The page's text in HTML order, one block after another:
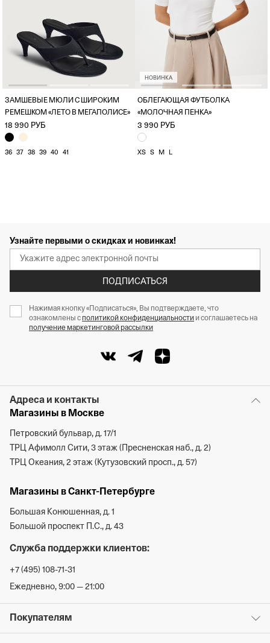
ЗАМШЕВЫЕ МЮЛИ С ШИРОКИМ
РЕМЕШКОМ «ЛЕТО В МЕГАПОЛИСЕ»
18 990 РУБ
36 37 38 39 40 41
НОВИНКА
ОБЛЕГАЮЩАЯ ФУТБОЛКА
«МОЛОЧНАЯ ПЕНКА»
3 990 РУБ
XS S M L
Узнайте первыми о скидках и новинках!
ПОДПИСАТЬСЯ
Нажимая кнопку «Подписаться», Вы подтверждаете, что
ознакомлены с политикой конфиденциальности и соглашаетесь на
получение маркетинговой рассылки
Адреса и контакты
Магазины в Москве
Петровский бульвар, д. 17/1
ТРЦ Афимолл Сити, 3 этаж (Пресненская наб., д. 2)
ТРЦ Океания, 2 этаж (Кутузовский просп., д. 57)
Магазины в Санкт-Петербурге
Большая Конюшенная, д. 1
Большой проспект П.С., д. 43
Служба поддержки клиентов:
+7 (495) 108-71-31
Ежедневно, 9:00 — 21:00
Покупателям